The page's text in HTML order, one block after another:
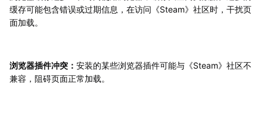
缓存可能包含错误或过期信息，在访问《Steam》社区时，干扰页
面加载。
浏览器插件冲突： 安装的某些浏览器插件可能与《Steam》社区不
兼容，阻碍页面正常加载。